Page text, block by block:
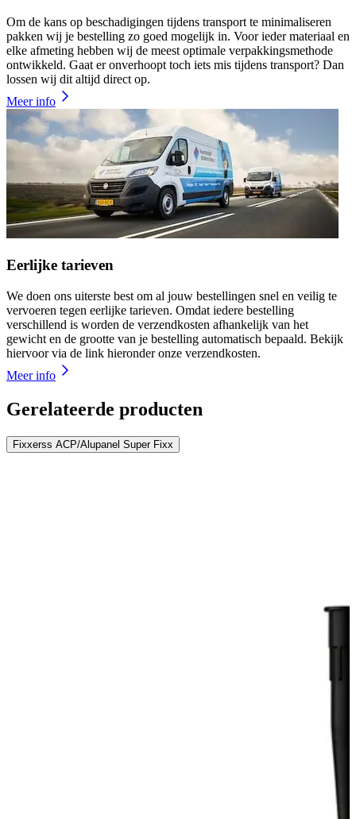
Om de kans op beschadigingen tijdens transport te minimaliseren
pakken wij je bestelling zo goed mogelijk in. Voor ieder materiaal en
elke afmeting hebben wij de meest optimale verpakkingsmethode
ontwikkeld. Gaat er onverhoopt toch iets mis tijdens transport? Dan
lossen wij dit altijd direct op.
Meer info
Eerlijke tarieven
We doen ons uiterste best om al jouw bestellingen snel en veilig te
vervoeren tegen eerlijke tarieven. Omdat iedere bestelling
verschillend is worden de verzendkosten afhankelijk van het
gewicht en de grootte van je bestelling automatisch bepaald. Bekijk
hiervoor via de link hieronder onze verzendkosten.
Meer info
Gerelateerde producten
Fixxerss ACP/Alupanel Super Fixx